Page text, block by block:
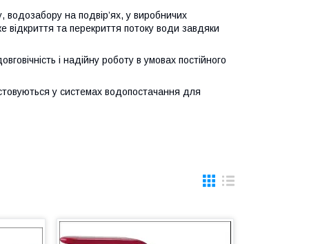
водозабору на подвір’ях, у виробничих
відкриття та перекриття потоку води завдяки
і надійну роботу в умовах постійного
у системах водопостачання для